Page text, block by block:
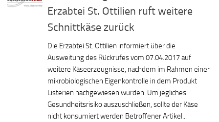
Erzabtei St. Ottilien ruft weitere
Schnittkäse zurück
Die Erzabtei St. Ottilien informiert über die
Ausweitung des Rückrufes vom 07.04.2017 auf
weitere Käseerzeugnisse, nachdem im Rahmen einer
mikrobiologischen Eigenkontrolle in dem Produkt
Listerien nachgewiesen wurden. Um jegliches
Gesundheitsrisiko auszuschließen, sollte der Käse
nicht konsumiert werden Betroffener Artikel...